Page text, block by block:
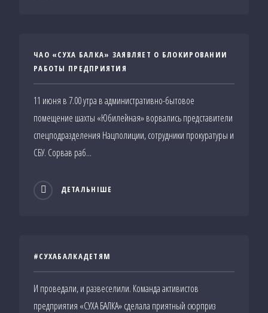
ЧАО «СУХА БАЛКА» ЗАЯВЛЯЕТ О БЛОКИРОВАНИИ
РАБОТЫ ПРЕДПРИЯТИЯ
11 июня в 7.00 утра в административно-бытовое
помещение шахты «Юбилейная» ворвались представители
спецподразделения Нацполиции, сотрудники прокуратуры и
СБУ. Сорвав раб...
ДЕТАЛЬНІШЕ
#СУХАБАЛКАДЕТЯМ
И проведали, и развеселили. Команда активистов
предприятия «СУХА БАЛКА» сделала приятный сюрприз